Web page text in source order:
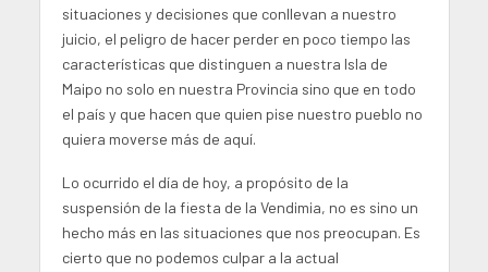
situaciones y decisiones que conllevan a nuestro
juicio, el peligro de hacer perder en poco tiempo las
características que distinguen a nuestra Isla de
Maipo no solo en nuestra Provincia sino que en todo
el país y que hacen que quien pise nuestro pueblo no
quiera moverse más de aquí.
Lo ocurrido el día de hoy, a propósito de la
suspensión de la fiesta de la Vendimia, no es sino un
hecho más en las situaciones que nos preocupan. Es
cierto que no podemos culpar a la actual